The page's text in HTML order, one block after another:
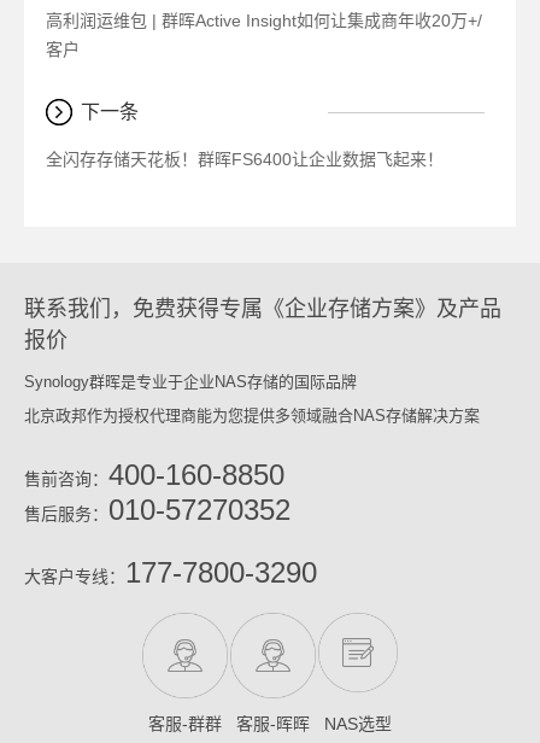
高利润运维包 | 群晖Active Insight如何让集成商年收20万+/
客户
下一条
全闪存存储天花板！群晖FS6400让企业数据飞起来！
联系我们，免费获得专属《企业存储方案》及产品
报价
Synology群晖是专业于企业NAS存储的国际品牌
北京政邦作为授权代理商能为您提供多领域融合NAS存储解决方案
售前咨询： 400-160-8850
售后服务： 010-57270352
大客户专线： 177-7800-3290
客服-群群 客服-晖晖 NAS选型